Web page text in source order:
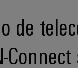
de